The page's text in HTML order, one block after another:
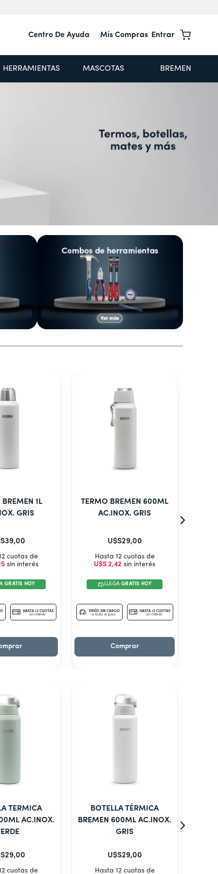
Centro De Ayuda
Mis Compras Entrar
HERRAMIENTAS MASCOTAS BREMEN
1L
GRIS
39,00
cuotas de
sin interés
GRATIS HOY
HASTA 12 CUOTAS
sin interés
TERMO BREMEN 600ML
AC.INOX. GRIS
U$S29,00
Hasta 12 cuotas de
U$S 2,42 sin interés
LLEGAGRATIS HOY
ENVÍO SIN CARGO
a todo el país
HASTA 12 CUOTAS
sin interés
Comprar
TERMICA
AC.INOX.
29,00
cuotas de
BOTELLA TÉRMICA
BREMEN 600ML AC.INOX.
GRIS
U$S29,00
Hasta 12 cuotas de